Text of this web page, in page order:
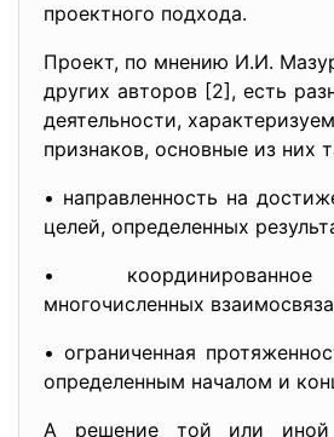
проектного подхода.
Проект, по мнению И.И.
других авторов [2], есть
деятельности,
признаков, основные из них
• направленность на
целей, определенных
•
многочисленных
• ограниченная
определенным началом и
А решение той или иной